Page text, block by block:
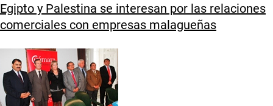
Egipto y Palestina se interesan por las relaciones
comerciales con empresas malagueñas